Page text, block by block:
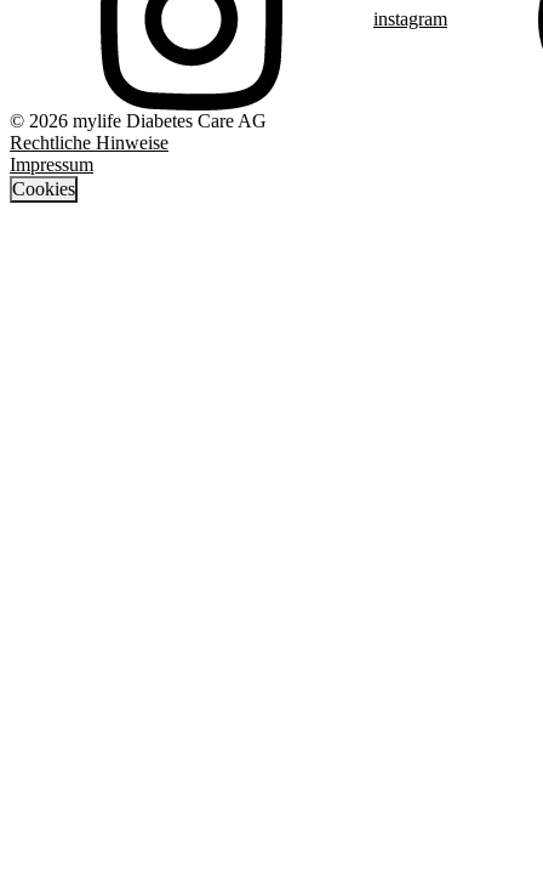
instagram
© 2026 mylife Diabetes Care AG
Rechtliche Hinweise
Impressum
Cookies